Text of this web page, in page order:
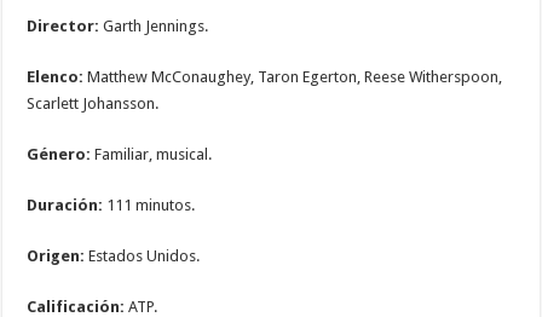
Director: Garth Jennings.
​Elenco:Matthew McConaughey, Taron Egerton, Reese Witherspoon,
Scarlett Johansson.
Género:Familiar, musical.
Duración: 111 minutos.
Origen:Estados Unidos.
Calificación:ATP.